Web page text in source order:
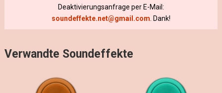
Deaktivierungsanfrage per E-Mail:
soundeffekte.net@gmail.com . Dank!
Verwandte Soundeffekte